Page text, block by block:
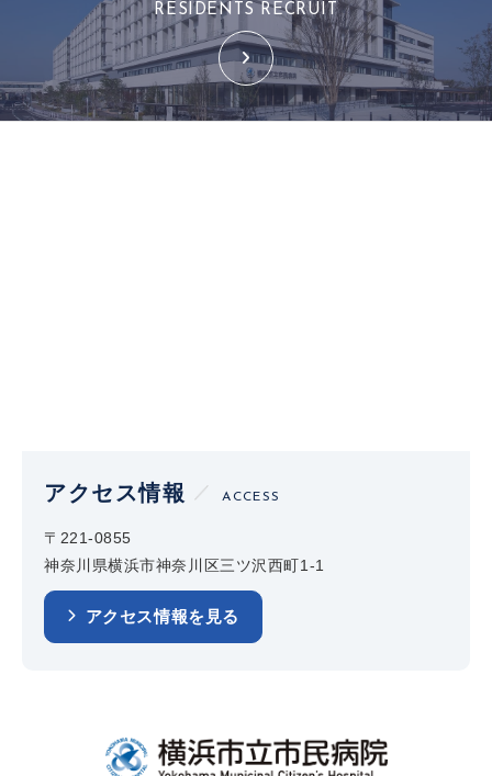
RESIDENTS RECRUIT
アクセス情報 ACCESS
〒221-0855
神奈川県横浜市神奈川区三ツ沢西町1-1
アクセス情報を見る